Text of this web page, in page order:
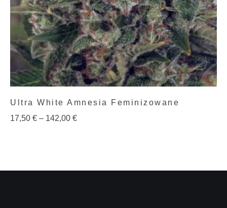
Ultra White Amnesia Feminizowane
17,50 € – 142,00 €